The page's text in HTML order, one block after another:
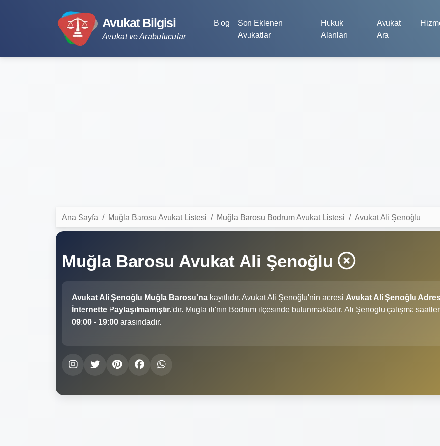
Avukat Bilgisi
Avukat ve Arabulucular
Blog
Son Eklenen
Avukatlar
Hukuk
Alanları
Avukat
Ara
Ana Sayfa Muğla Barosu Avukat Listesi Muğla Barosu Bodrum Avukat Listesi Avukat Ali Şenoğlu
Muğla Barosu Avukat Ali Şenoğlu
Avukat Ali Şenoğlu Muğla Barosu'na kayıtlıdır. Avukat Ali Şenoğlu'nin adresi Avukat Ali Şenoğlu
İnternette Paylaşılmamıştır.'dır. Muğla ili'nin Bodrum ilçesinde bulunmaktadır. Ali Şenoğlu çalışma
09:00 - 19:00 arasındadır.